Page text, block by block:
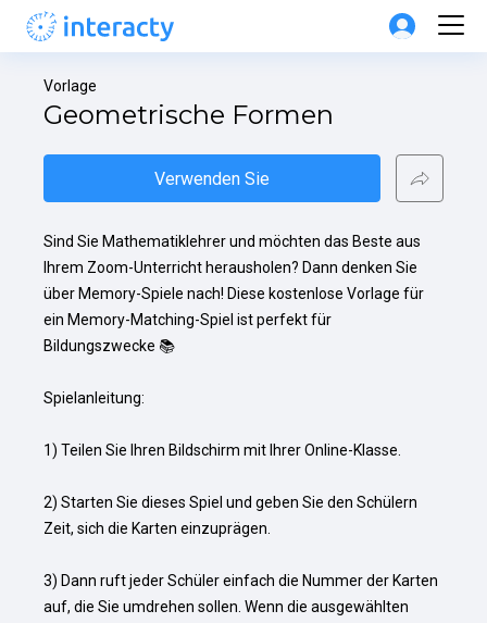
Vorlage
Geometrische Formen
Verwenden Sie
Sind Sie Mathematiklehrer und möchten das Beste aus
Ihrem Zoom-Unterricht herausholen? Dann denken Sie
über Memory-Spiele nach! Diese kostenlose Vorlage für
ein Memory-Matching-Spiel ist perfekt für
Bildungszwecke 📚
Spielanleitung:
1) Teilen Sie Ihren Bildschirm mit Ihrer Online-Klasse.
2) Starten Sie dieses Spiel und geben Sie den Schülern
Zeit, sich die Karten einzuprägen.
3) Dann ruft jeder Schüler einfach die Nummer der Karten
auf, die Sie umdrehen sollen. Wenn die ausgewählten